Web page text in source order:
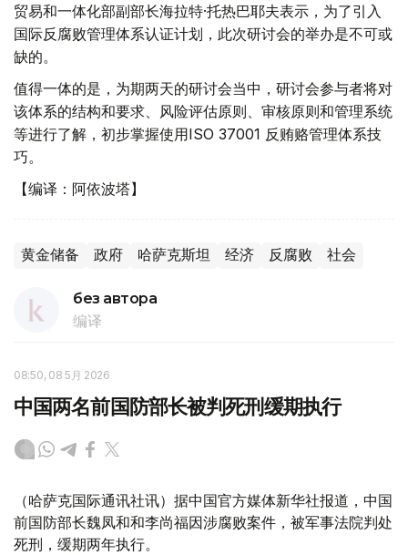
贸易和一体化部副部长海拉特·托热巴耶夫表示，为了引入
国际反腐败管理体系认证计划，此次研讨会的举办是不可或
缺的。
值得一体的是，为期两天的研讨会当中，研讨会参与者将对
该体系的结构和要求、风险评估原则、审核原则和管理系统
等进行了解，初步掌握使用ISO 37001 反贿赂管理体系技
巧。
【编译：阿依波塔】
黄金储备 政府 哈萨克斯坦 经济 反腐败 社会
без автора
编译
08:50, 08 5月 2026
中国两名前国防部长被判死刑缓期执行
（哈萨克国际通讯社讯）据中国官方媒体新华社报道，中国
前国防部长魏凤和和李尚福因涉腐败案件，被军事法院判处
死刑，缓期两年执行。